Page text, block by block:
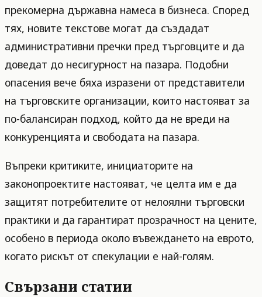
прекомерна държавна намеса в бизнеса. Според
тях, новите текстове могат да създадат
административни пречки пред търговците и да
доведат до несигурност на пазара. Подобни
опасения вече бяха изразени от представители
на търговските организации, които настояват за
по-балансиран подход, който да не вреди на
конкуренцията и свободата на пазара.
Въпреки критиките, инициаторите на
законопроектите настояват, че целта им е да
защитят потребителите от нелоялни търговски
практики и да гарантират прозрачност на цените,
особено в периода около въвеждането на еврото,
когато рискът от спекулации е най-голям.
Свързани статии